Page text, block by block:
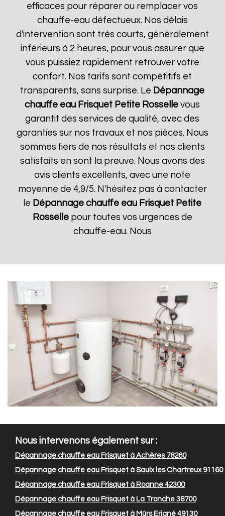
efficaces pour réparer ou remplacer vos
chauffe-eau défectueux. Nos délais
d'intervention sont très courts, généralement
inférieurs à 2 heures, pour vous assurer que
vous puissiez rapidement retrouver votre
confort. Nos tarifs sont compétitifs et
transparents, sans surprise. Le Dépannage
chauffe eau Frisquet Petite Rosselle vous
garantit des services de qualité, avec des
garanties sur nos travaux et nos pièces. Nous
sommes fiers de nos résultats et nos clients
satisfaits en sont la preuve. Nous avons des
avis clients excellents, avec une note
moyenne de 4,9/5. N'hésitez pas à contacter
le Dépannage chauffe eau Frisquet Petite
Rossellepour toutes vos urgences de
chauffe-eau. Nous
Nous intervenons également sur :
Dépannage chauffe eau Frisquet à Achères 78260
Dépannage chauffe eau Frisquet à Saulx les Chartreux 91160
Dépannage chauffe eau Frisquet à Roanne 42300
Dépannage chauffe eau Frisquet à La Tronche 38700
Dépannage chauffe eau Frisquet à Mûrs Erigné 49130